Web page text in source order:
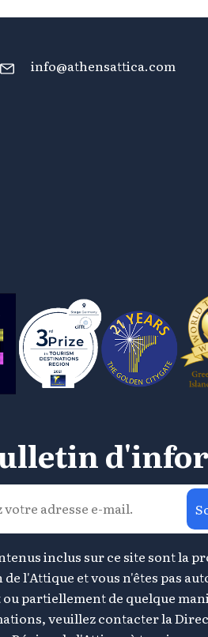
info@athensattica.com
inclus sur ce site sont la
de l'Attique et vous n'êtes pas
partiellement de quelque
veuillez contacter la